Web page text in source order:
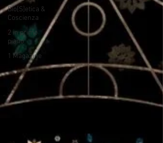
Bio[S]etica &
Coscienza
2 in primo
piano
1 Magazine